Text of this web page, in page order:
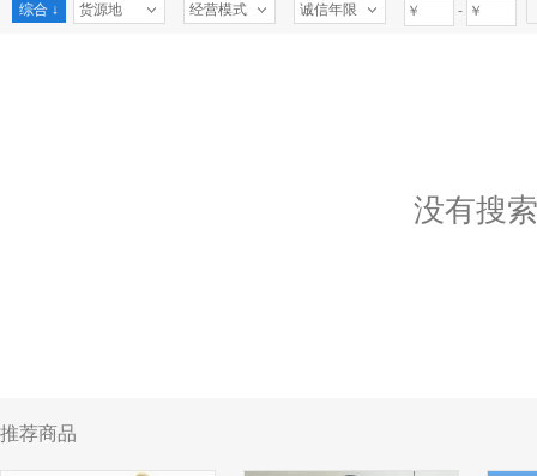
综合 ↓ 货源地 经营模式 诚信年限 -
没有搜
推荐商品